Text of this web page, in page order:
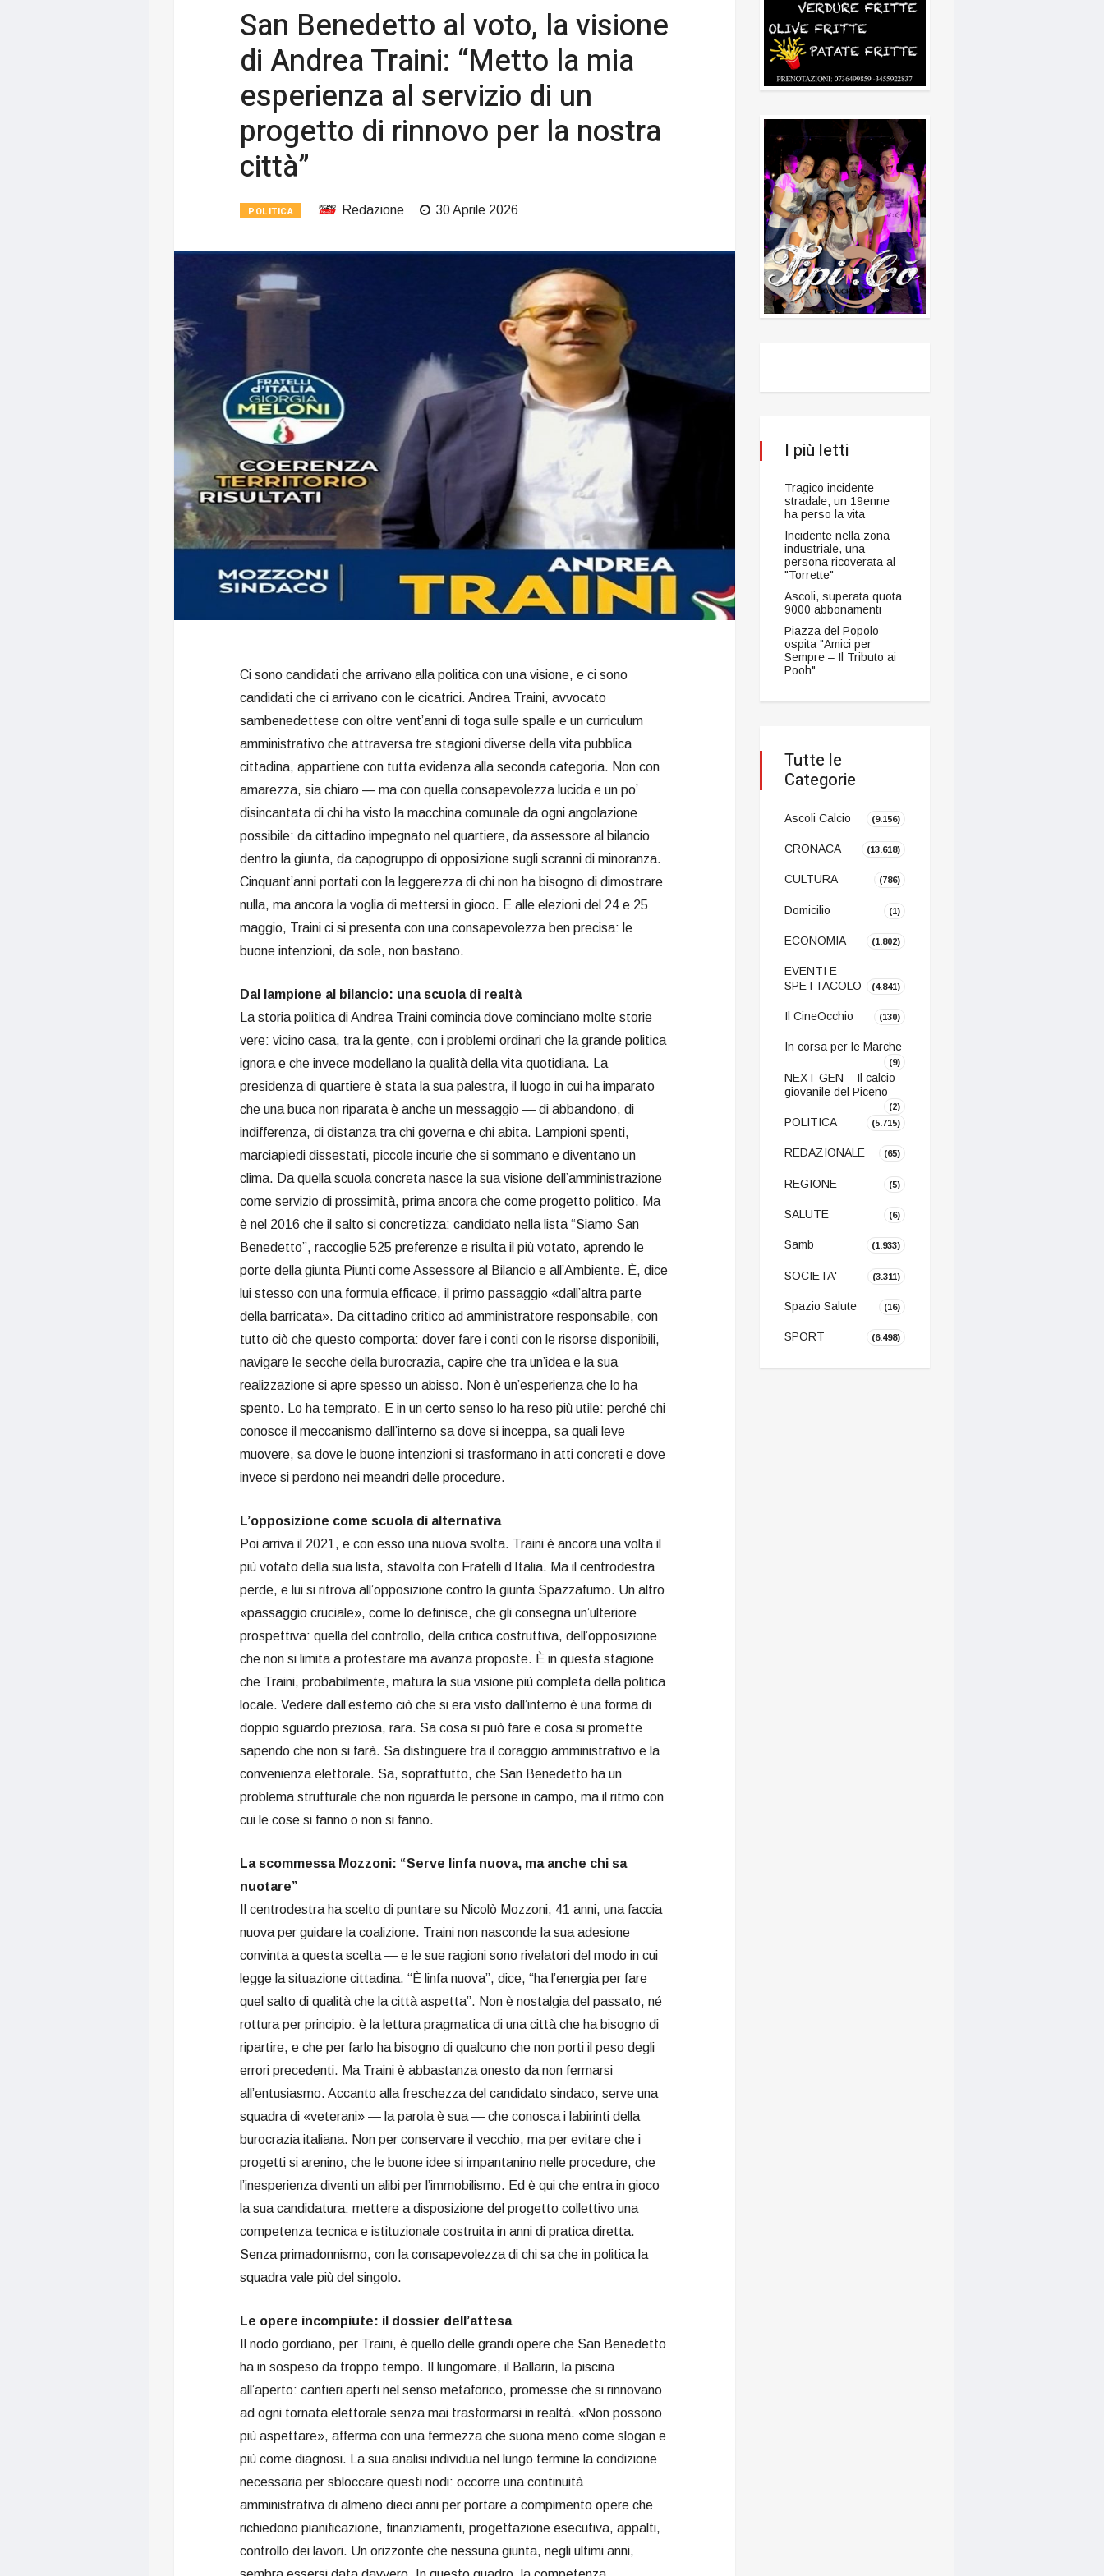
San Benedetto al voto, la visione
di Andrea Traini: “Metto la mia
esperienza al servizio di un
progetto di rinnovo per la nostra
città”
POLITICA Redazione 30 Aprile 2026
Ci sono candidati che arrivano alla politica con una visione, e ci sono
candidati che ci arrivano con le cicatrici. Andrea Traini, avvocato
sambenedettese con oltre vent’anni di toga sulle spalle e un curriculum
amministrativo che attraversa tre stagioni diverse della vita pubblica
cittadina, appartiene con tutta evidenza alla seconda categoria. Non con
amarezza, sia chiaro — ma con quella consapevolezza lucida e un po’
disincantata di chi ha visto la macchina comunale da ogni angolazione
possibile: da cittadino impegnato nel quartiere, da assessore al bilancio
dentro la giunta, da capogruppo di opposizione sugli scranni di minoranza.
Cinquant’anni portati con la leggerezza di chi non ha bisogno di dimostrare
nulla, ma ancora la voglia di mettersi in gioco. E alle elezioni del 24 e 25
maggio, Traini ci si presenta con una consapevolezza ben precisa: le
buone intenzioni, da sole, non bastano.
Dal lampione al bilancio: una scuola di realtà
La storia politica di Andrea Traini comincia dove cominciano molte storie
vere: vicino casa, tra la gente, con i problemi ordinari che la grande politica
ignora e che invece modellano la qualità della vita quotidiana. La
presidenza di quartiere è stata la sua palestra, il luogo in cui ha imparato
che una buca non riparata è anche un messaggio — di abbandono, di
indifferenza, di distanza tra chi governa e chi abita. Lampioni spenti,
marciapiedi dissestati, piccole incurie che si sommano e diventano un
clima. Da quella scuola concreta nasce la sua visione dell’amministrazione
come servizio di prossimità, prima ancora che come progetto politico. Ma
è nel 2016 che il salto si concretizza: candidato nella lista “Siamo San
Benedetto”, raccoglie 525 preferenze e risulta il più votato, aprendo le
porte della giunta Piunti come Assessore al Bilancio e all’Ambiente. È, dice
lui stesso con una formula efficace, il primo passaggio «dall’altra parte
della barricata». Da cittadino critico ad amministratore responsabile, con
tutto ciò che questo comporta: dover fare i conti con le risorse disponibili,
navigare le secche della burocrazia, capire che tra un’idea e la sua
realizzazione si apre spesso un abisso. Non è un’esperienza che lo ha
spento. Lo ha temprato. E in un certo senso lo ha reso più utile: perché chi
conosce il meccanismo dall’interno sa dove si inceppa, sa quali leve
muovere, sa dove le buone intenzioni si trasformano in atti concreti e dove
invece si perdono nei meandri delle procedure.
L’opposizione come scuola di alternativa
Poi arriva il 2021, e con esso una nuova svolta. Traini è ancora una volta il
più votato della sua lista, stavolta con Fratelli d’Italia. Ma il centrodestra
perde, e lui si ritrova all’opposizione contro la giunta Spazzafumo. Un altro
«passaggio cruciale», come lo definisce, che gli consegna un’ulteriore
prospettiva: quella del controllo, della critica costruttiva, dell’opposizione
che non si limita a protestare ma avanza proposte. È in questa stagione
che Traini, probabilmente, matura la sua visione più completa della politica
locale. Vedere dall’esterno ciò che si era visto dall’interno è una forma di
doppio sguardo preziosa, rara. Sa cosa si può fare e cosa si promette
sapendo che non si farà. Sa distinguere tra il coraggio amministrativo e la
convenienza elettorale. Sa, soprattutto, che San Benedetto ha un
problema strutturale che non riguarda le persone in campo, ma il ritmo con
cui le cose si fanno o non si fanno.
La scommessa Mozzoni: “Serve linfa nuova, ma anche chi sa
nuotare”
Il centrodestra ha scelto di puntare su Nicolò Mozzoni, 41 anni, una faccia
nuova per guidare la coalizione. Traini non nasconde la sua adesione
convinta a questa scelta — e le sue ragioni sono rivelatori del modo in cui
legge la situazione cittadina. “È linfa nuova”, dice, “ha l’energia per fare
quel salto di qualità che la città aspetta”. Non è nostalgia del passato, né
rottura per principio: è la lettura pragmatica di una città che ha bisogno di
ripartire, e che per farlo ha bisogno di qualcuno che non porti il peso degli
errori precedenti. Ma Traini è abbastanza onesto da non fermarsi
all’entusiasmo. Accanto alla freschezza del candidato sindaco, serve una
squadra di «veterani» — la parola è sua — che conosca i labirinti della
burocrazia italiana. Non per conservare il vecchio, ma per evitare che i
progetti si arenino, che le buone idee si impantanino nelle procedure, che
l’inesperienza diventi un alibi per l’immobilismo. Ed è qui che entra in gioco
la sua candidatura: mettere a disposizione del progetto collettivo una
competenza tecnica e istituzionale costruita in anni di pratica diretta.
Senza primadonnismo, con la consapevolezza di chi sa che in politica la
squadra vale più del singolo.
Le opere incompiute: il dossier dell’attesa
Il nodo gordiano, per Traini, è quello delle grandi opere che San Benedetto
ha in sospeso da troppo tempo. Il lungomare, il Ballarin, la piscina
all’aperto: cantieri aperti nel senso metaforico, promesse che si rinnovano
ad ogni tornata elettorale senza mai trasformarsi in realtà. «Non possono
più aspettare», afferma con una fermezza che suona meno come slogan e
più come diagnosi. La sua analisi individua nel lungo termine la condizione
necessaria per sbloccare questi nodi: occorre una continuità
amministrativa di almeno dieci anni per portare a compimento opere che
richiedono pianificazione, finanziamenti, progettazione esecutiva, appalti,
controllo dei lavori. Un orizzonte che nessuna giunta, negli ultimi anni,
I più letti
Tragico incidente
stradale, un 19enne
ha perso la vita
Incidente nella zona
industriale, una
persona ricoverata al
"Torrette"
Ascoli, superata quota
9000 abbonamenti
Piazza del Popolo
ospita "Amici per
Sempre – Il Tributo ai
Pooh"
Tutte le
Categorie
Ascoli Calcio (9.156)
CRONACA (13.618)
CULTURA (786)
Domicilio (1)
ECONOMIA (1.802)
EVENTI E
SPETTACOLO
(4.841)
Il CineOcchio (130)
In corsa per le Marche
(9)
NEXT GEN – Il calcio
giovanile del Piceno
(2)
POLITICA (5.715)
REDAZIONALE (65)
REGIONE (5)
SALUTE (6)
Samb (1.933)
SOCIETA' (3.311)
Spazio Salute (16)
SPORT (6.498)